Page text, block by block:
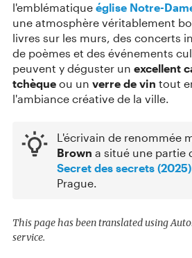
l'emblématique église Notre-
une atmosphère véritablement
livres sur les murs, des concerts
de poèmes et des événements
peuvent y déguster un excellent
tchèque ou un verre de vin tout
l'ambiance créative de la ville.
L'écrivain de renommée
Brown a situé une partie
Secret des secrets (2025)
Prague.
This page has been translated using
service.